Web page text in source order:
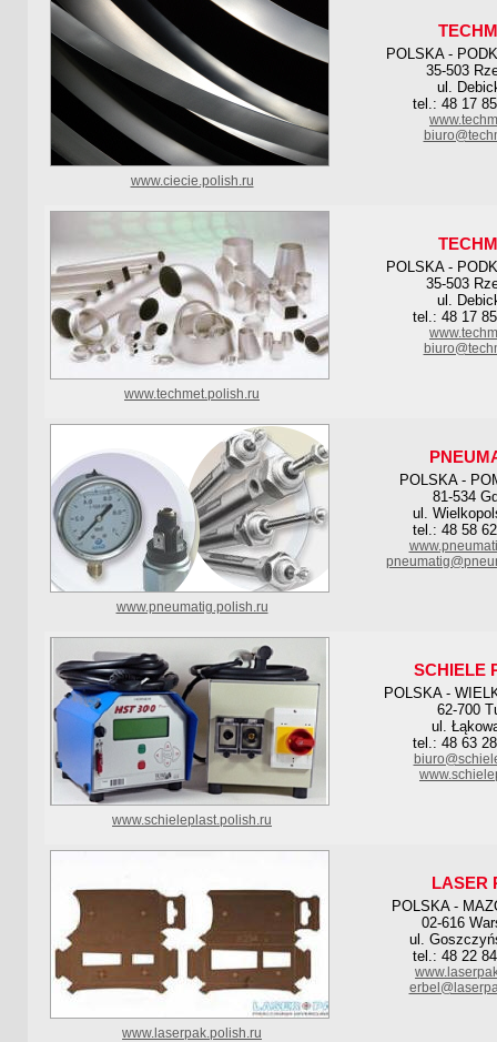
POLSKA -
35-503
ul.
tel.: 48 17
www.ciecie.polish.ru
POLSKA -
35-503
ul.
tel.: 48 17
www.techmet.polish.ru
POLSKA -
81-534
ul.
tel.: 48 58
www.pneumatig.polish.ru
SCHIELE
POLSKA -
62-700
ul.
tel.: 48 63
www.schieleplast.polish.ru
LASER
POLSKA -
02-616
ul.
tel.: 48 22
www.laserpak.polish.ru